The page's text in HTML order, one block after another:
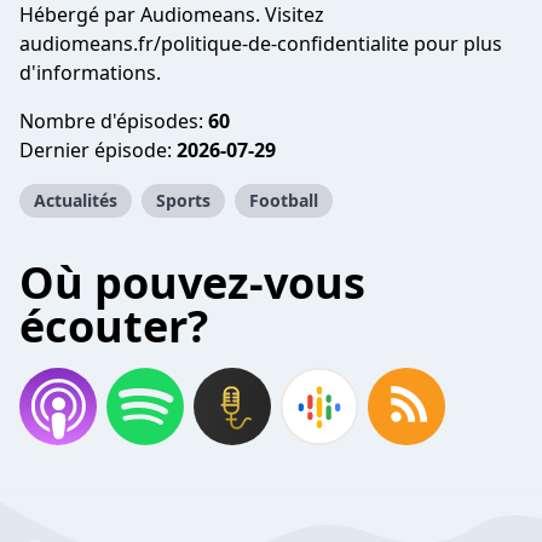
Hébergé par Audiomeans. Visitez
audiomeans.fr/politique-de-confidentialite pour plus
d'informations.
Nombre d'épisodes: 60
Dernier épisode: 2026-07-29
Actualités Sports Football
Où pouvez-vous
écouter?